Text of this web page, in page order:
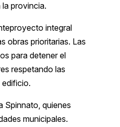
provincia.
integral
obras prioritarias. Las
para detener el
respetando las
Spinnato, quienes
municipales.